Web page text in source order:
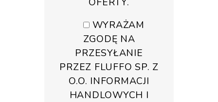
WYRAŻAM
ZGODĘ NA
PRZESYŁANIE
PRZEZ FLUFFO SP. Z
O.O. INFORMACJI
HANDLOWYCH I